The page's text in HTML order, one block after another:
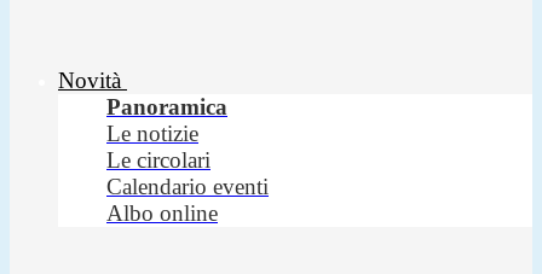
Novità
Panoramica
Le notizie
Le circolari
Calendario eventi
Albo online